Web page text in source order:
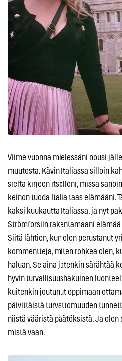
Viime vuonna mielessäni nousi
muutosta. Kävin Italiassa silloin
sieltä kirjeen itselleni, missä
keinon tuoda Italia taas elämääni.
kaksi kuukautta Italiassa, ja nyt
Strömforsiin rakentamaani
Siitä lähtien, kun olen perustanut
kommentteja, miten rohkea olen,
haluan. Se aina jotenkin särähtää
hyvin turvallisuushakuinen
kuitenkin joutunut oppimaan
päivittäistä turvattomuuden
niistä vääristä päätöksistä. Ja olen
mistä vaan.